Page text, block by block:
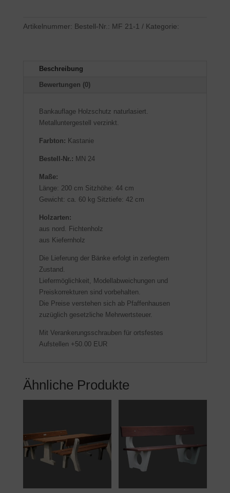
Artikelnummer: Bestell-Nr.: MF 21-1
Kategorie:
Beschreibung
Bewertungen (0)
Bankauflage Holzschutz naturlasiert.
Metalluntergestell verzinkt.
Farbton: Kastanie
Bestell-Nr.: MN 24
Maße:
Länge: 200 cm Sitzhöhe: 44 cm
Gewicht: ca. 60 kg Sitztiefe: 42 cm
Holzarten:
aus nord. Fichtenholz
aus Kiefernholz
Die Lieferung der Bänke erfolgt in zerlegtem
Zustand.
Liefermöglichkeit, Modellabweichungen und
Preiskorrekturen sind vorbehalten.
Die Preise verstehen sich ab Pfaffenhausen
zuzüglich gesetzliche Mehrwertsteuer.
Mit Verankerungsschrauben für ortsfestes
Aufstellen +50.00 EUR
Ähnliche Produkte